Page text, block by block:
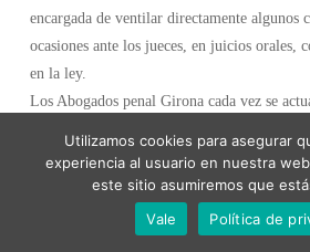
encargada de ventilar directamente algunos
ocasiones ante los jueces, en juicios orales,
en la ley.
Los Abogados penal Girona cada vez se
los bufetes de la zona.
Utilizamos cookies para asegurar
experiencia al usuario en nuestra
este sitio asumiremos que
Vale
Política de